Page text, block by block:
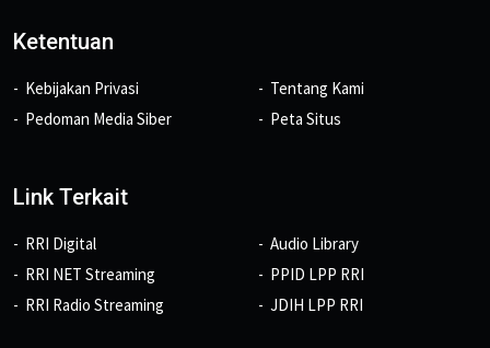
Ketentuan
Kebijakan Privasi
Pedoman Media Siber
Tentang Kami
Peta Situs
Link Terkait
RRI Digital
RRI NET Streaming
RRI Radio Streaming
Audio Library
PPID LPP RRI
JDIH LPP RRI